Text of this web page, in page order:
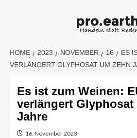
HOME 2023 NOVEMBER 16
ES
VERLÄNGERT GLYPHOSAT UM ZEHN
Es ist zum Weinen:
verlängert Glyphosat
Jahre
16. November 2023